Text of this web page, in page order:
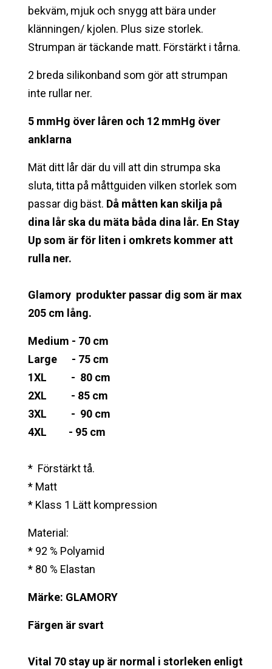
bekväm, mjuk och snygg att bära under
klänningen/ kjolen. Plus size storlek.
Strumpan är täckande matt. Förstärkt i tårna.
2 breda silikonband som gör att strumpan
inte rullar ner.
5 mmHg över låren och 12 mmHg över
anklarna
Mät ditt lår där du vill att din strumpa ska
sluta, titta på måttguiden vilken storlek som
passar dig bäst. Då måtten kan skilja på
dina lår ska du mäta båda dina lår. En Stay
Up som är för liten i omkrets kommer att
rulla ner.
Glamory produkter passar dig som är max
205 cm lång.
Medium - 70 cm
Large - 75 cm
1XL - 80 cm
2XL - 85 cm
3XL - 90 cm
4XL - 95 cm
* Förstärkt tå.
* Matt
* Klass 1 Lätt kompression
Material:
* 92 % Polyamid
* 80 % Elastan
Märke: GLAMORY
Färgen är svart
Vital 70 stay up är normal i storleken enligt